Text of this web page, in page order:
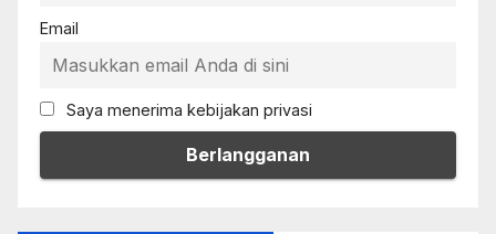
Email
Saya menerima kebijakan privasi